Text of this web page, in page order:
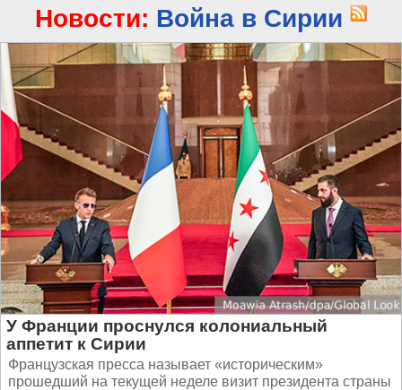
Новости: Война в Сирии
У Франции проснулся колониальный
аппетит к Сирии
Французская пресса называет «историческим»
прошедший на текущей неделе визит президента страны